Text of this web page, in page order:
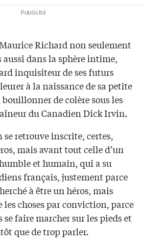
Publicité
Richard non seulement
aussi dans la sphère intime,
inquisiteur de ses futurs
à la naissance de sa petite
de colère sous les
du Canadien Dick Irvin.
retrouve inscrite, certes,
mais avant tout celle d’un
et humain, qui a su
français, justement parce
à être un héros, mais
choses par conviction, parce
se faire marcher sur les pieds et
que de trop parler.